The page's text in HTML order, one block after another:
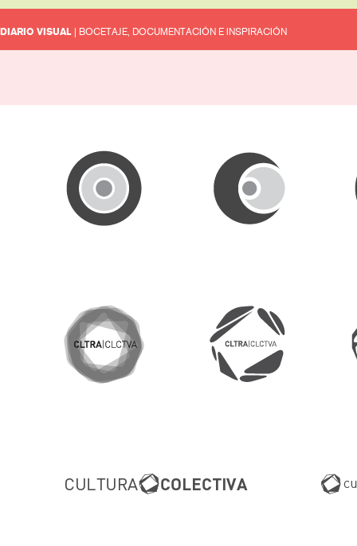
DIARIO VISUAL | BOCETAJE, DOCUMENTACIÓN E INSPIRACIÓN